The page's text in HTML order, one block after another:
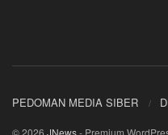
PEDOMAN MEDIA SIBER